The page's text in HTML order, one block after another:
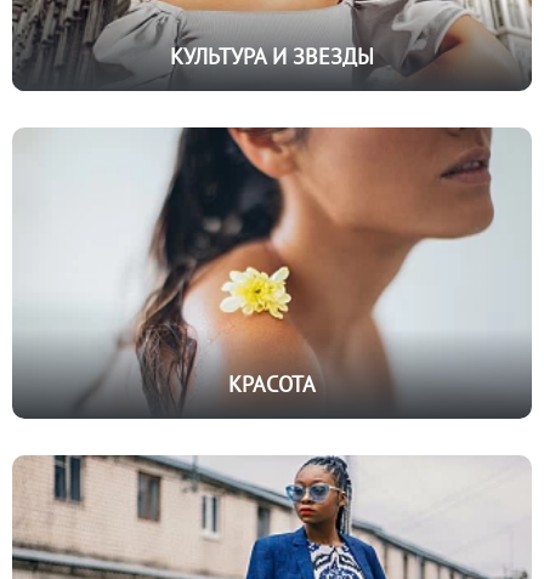
КУЛЬТУРА И ЗВЕЗДЫ
КРАСОТА